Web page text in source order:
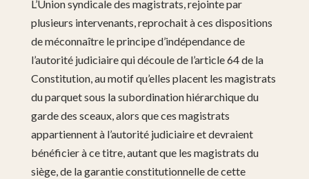
L’Union syndicale des magistrats, rejointe par
plusieurs intervenants, reprochait à ces dispositions
de méconnaître le principe d’indépendance de
l’autorité judiciaire qui découle de l’article 64 de la
Constitution, au motif qu’elles placent les magistrats
du parquet sous la subordination hiérarchique du
garde des sceaux, alors que ces magistrats
appartiennent à l’autorité judiciaire et devraient
bénéficier à ce titre, autant que les magistrats du
siège, de la garantie constitutionnelle de cette